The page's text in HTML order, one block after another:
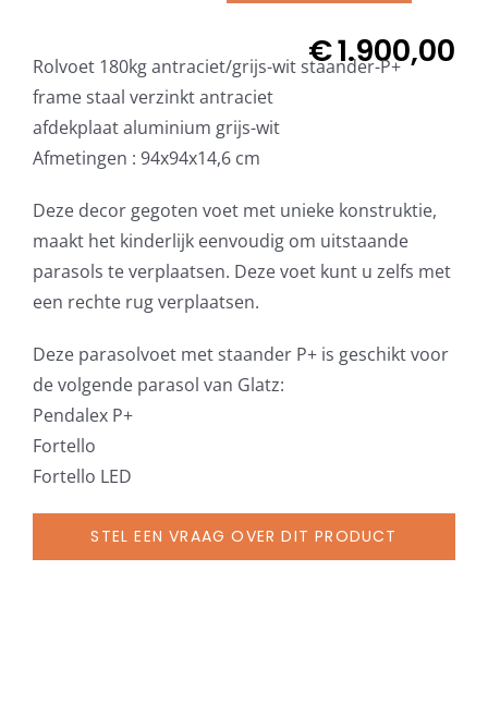
Glatz stofstalen collectie Sampleboeken
Umbrosa en Paraflex parasoldoeken
Onze merken
180
kg
incl.
staander
frame
antraciet,
afdekplaat
grijs-
wit
aantal
€1.900,00
Rolvoet 180kg antraciet/grijs-wit staander-P+
frame staal verzinkt antraciet
afdekplaat aluminium grijs-wit
Afmetingen : 94x94x14,6 cm
Deze decor gegoten voet met unieke konstruktie,
maakt het kinderlijk eenvoudig om uitstaande
parasols te verplaatsen. Deze voet kunt u zelfs met
een rechte rug verplaatsen.
Deze parasolvoet met staander P+ is geschikt voor
de volgende parasol van Glatz:
Pendalex P+
Fortello
Fortello LED
STEL EEN VRAAG OVER DIT PRODUCT